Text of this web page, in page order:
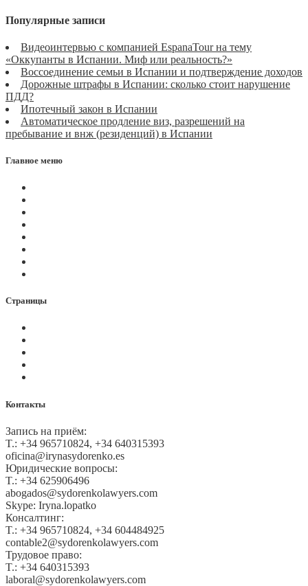
Популярные записи
Видеоинтервью с компанией EspanaTour на тему
«Оккупанты в Испании. Миф или реальность?»
Воссоединение семьи в Испании и подтверждение доходов
Дорожные штрафы в Испании: сколько стоит нарушение
ПДД?
Ипотечный закон в Испании
Автоматическое продление виз, разрешений на
пребывание и внж (резиденций) в Испании
Главное меню
Страницы
Контакты
Запись на приём:
T.: +34 965710824, +34 640315393
oficina@irynasydorenko.es
Юридические вопросы:
T.: +34 625906496
abogados@sydorenkolawyers.com
Skype: Iryna.lopatko
Консалтинг:
T.: +34 965710824, +34 604484925
contable2@sydorenkolawyers.com
Трудовое право:
T.: +34 640315393
laboral@sydorenkolawyers.com